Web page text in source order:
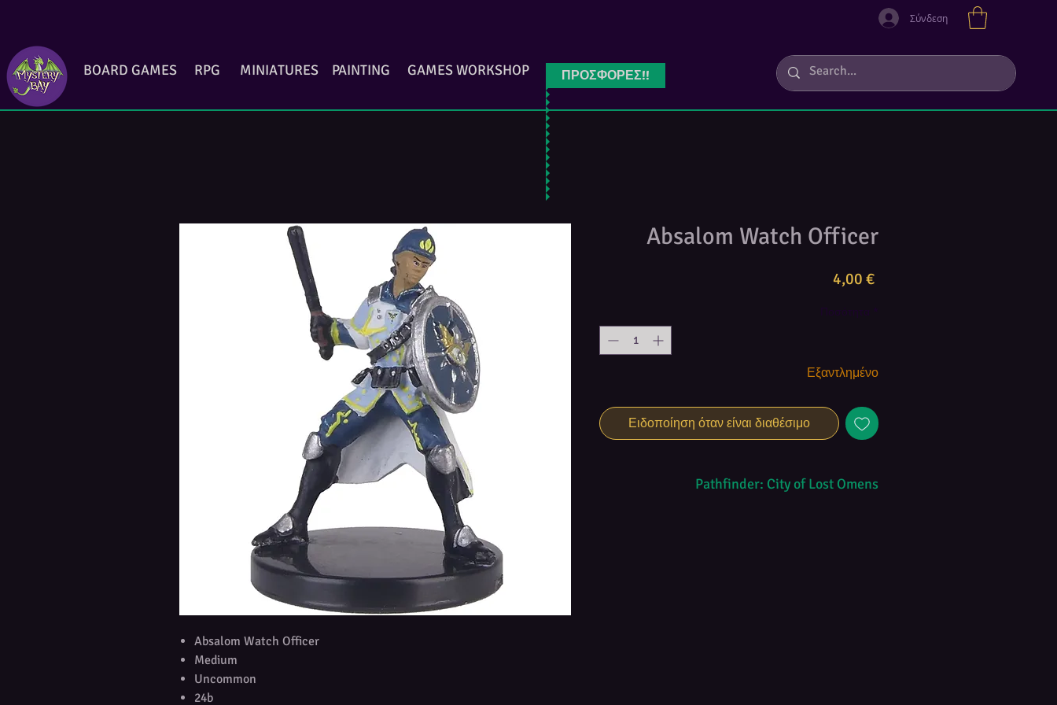
Σύνδεση
BOARD GAMES RPG MINIATURES PAINTING GAMES WORKSHOP ΠΡΟΣΦΟΡΕΣ!!
Absalom Watch Officer
Medium
Uncommon
24b
Absalom Watch Officer
4,00 €Τιμή
Εξαντλημένο
Ειδοποίηση όταν είναι διαθέσιμο
Pathfinder: City of Lost Omens